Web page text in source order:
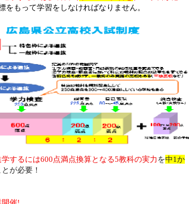
をもって学習をしなければなりません。
するには600点満点換算となる5教科の実力 を中1か
が必要！